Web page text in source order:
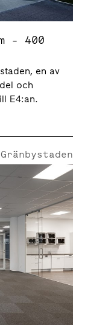
en av
och
E4:an.
Gränbystaden